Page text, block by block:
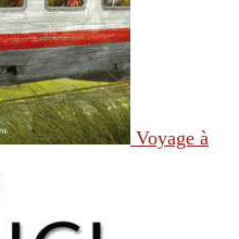
Voyage à